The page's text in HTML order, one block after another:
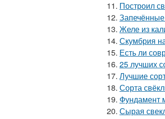
11. Построил
12.
13. Желе из
14. Скумбрия
15. Есть ли
16. 25 лучших
17. Лучшие
18. Сорта
19. Фундамент
20. Сырая